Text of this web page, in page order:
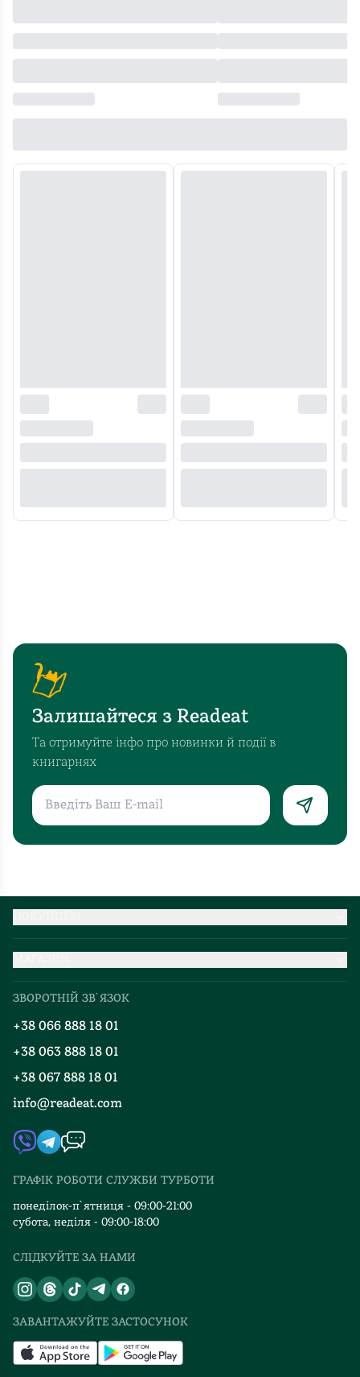
Залишайтеся з Readeat
Та отримуйте інфо про новинки й події в
книгарнях
Про нас
Добірки
Блог
Події
Книгарні
Контакти
Автори
Видавництва
Відгуки та оцінка RDT
Партнерство
ЗВОРОТНІЙ ЗВ`ЯЗОК
+38 066 888 18 01
+38 063 888 18 01
+38 067 888 18 01
info@readeat.com
ГРАФІК РОБОТИ СЛУЖБИ ТУРБОТИ
понеділок-п`ятниця - 09:00-21:00
субота, неділя - 09:00-18:00
СЛІДКУЙТЕ ЗА НАМИ
ЗАВАНТАЖУЙТЕ ЗАСТОСУНОК